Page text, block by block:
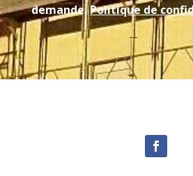
demande.Politique de